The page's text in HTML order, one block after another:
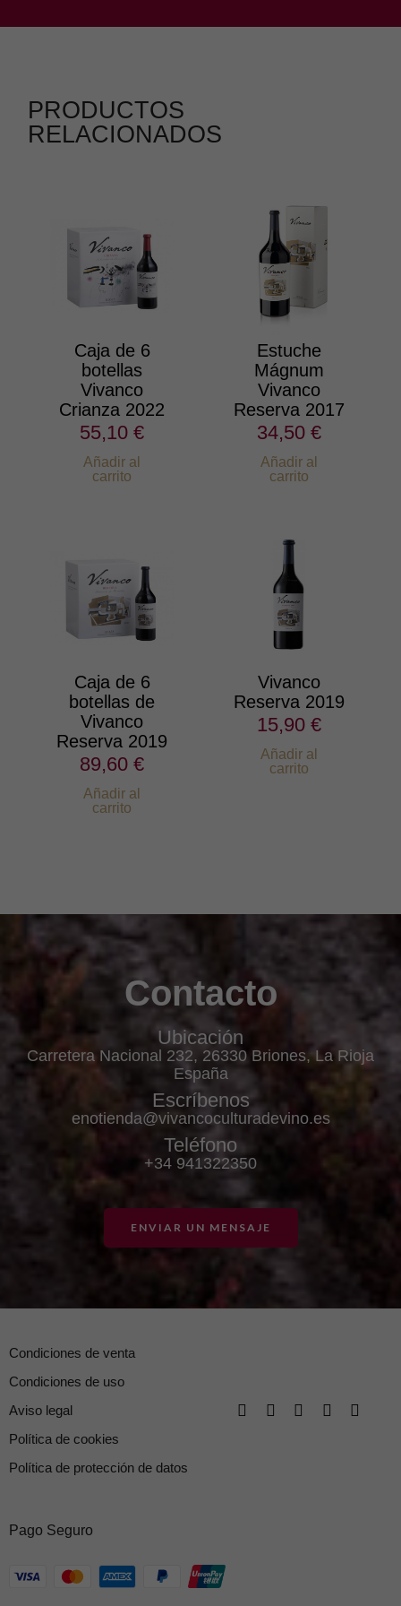
PRODUCTOS
RELACIONADOS
Caja de 6
botellas
Vivanco
Crianza 2022
55,10 €
Añadir al
carrito
Estuche
Mágnum
Vivanco
Reserva 2017
34,50 €
Añadir al
carrito
Caja de 6
botellas de
Vivanco
Reserva 2019
89,60 €
Añadir al
carrito
Vivanco
Reserva 2019
15,90 €
Añadir al
carrito
Contacto
Ubicación
Carretera Nacional 232, 26330 Briones, La Rioja
España
Escríbenos
enotienda@vivancoculturadevino.es
Teléfono
+34 941322350
ENVIAR UN MENSAJE
Condiciones de venta
Condiciones de uso
Aviso legal
Política de cookies
Política de protección de datos
Pago Seguro